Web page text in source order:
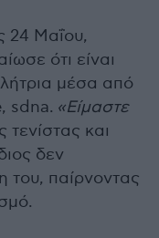
24 Μαΐου,
ότι είναι
μέσα από
sdna. «Είμαστε
τενίστας και
δεν
του, παίρνοντας